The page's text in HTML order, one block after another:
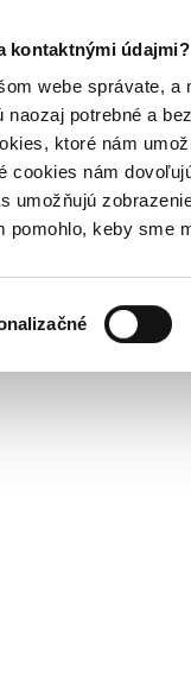
kontaktnými údajmi?
webe správate,
potrebné a
ktoré nám
cookies nám
umožňujú
pomohlo, keby sme